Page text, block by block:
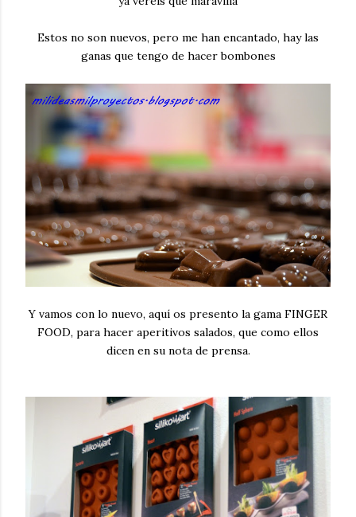
Estos no son nuevos, pero me han encantado, hay las
ganas que tengo de hacer bombones
Y vamos con lo nuevo, aquí os presento la gama FINGER
FOOD, para hacer aperitivos salados, que como ellos
dicen en su nota de prensa.